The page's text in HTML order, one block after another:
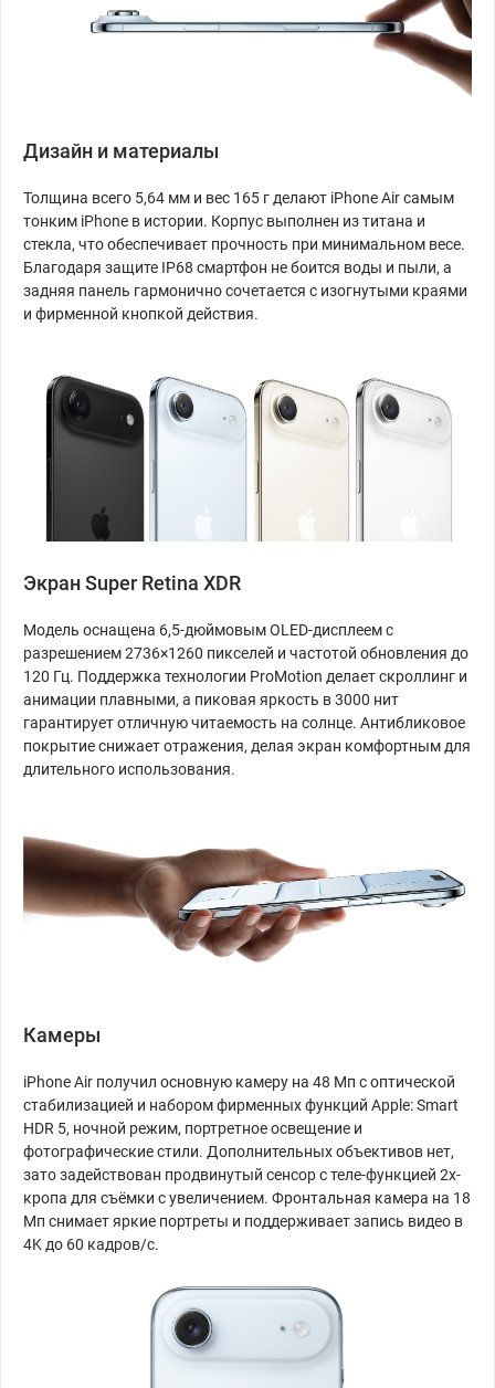
Дизайн и материалы
Толщина всего 5,64 мм и вес 165 г делают iPhone Air самым
тонким iPhone в истории. Корпус выполнен из титана и
стекла, что обеспечивает прочность при минимальном весе.
Благодаря защите IP68 смартфон не боится воды и пыли, а
задняя панель гармонично сочетается с изогнутыми краями
и фирменной кнопкой действия.
Экран Super Retina XDR
Модель оснащена 6,5-дюймовым OLED-дисплеем с
разрешением 2736×1260 пикселей и частотой обновления до
120 Гц. Поддержка технологии ProMotion делает скроллинг и
анимации плавными, а пиковая яркость в 3000 нит
гарантирует отличную читаемость на солнце. Антибликовое
покрытие снижает отражения, делая экран комфортным для
длительного использования.
Камеры
iPhone Air получил основную камеру на 48 Мп с оптической
стабилизацией и набором фирменных функций Apple: Smart
HDR 5, ночной режим, портретное освещение и
фотографические стили. Дополнительных объективов нет,
зато задействован продвинутый сенсор с теле-функцией 2x-
кропа для съёмки с увеличением. Фронтальная камера на 18
Мп снимает яркие портреты и поддерживает запись видео в
4K до 60 кадров/с.